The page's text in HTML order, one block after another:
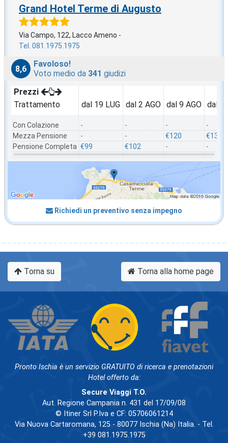
Grand Hotel Terme di Augusto
Via Campo, 122, Lacco Ameno -
Tel. 081.1975.1975
8,6
Favoloso!
Voto medio da 341 giudizi
Prezzi
Trattamento
Con Colazione
Mezza Pensione
Pensione Completa
dal 19 LUG
-
-
€99
dal 2 AGO
-
-
€102
dal 9 AGO
-
€120
-
dal
-
€130
-
Richiedi un preventivo senza impegno
Torna su Torna alla home page
Pronto Ischia è un servizio GRATUITO di ricerca e prenotazioni
Hotel offerto da:
Secure Viaggi T.O.
Aut. Regione Campania n. 431 del 17/09/08
© Itiner Srl P.Iva e CF: 05706061214
Via Nuova Cartaromana, 125 - 80077 Ischia (Na) Italia. - Tel.
+39 081.1975.1975